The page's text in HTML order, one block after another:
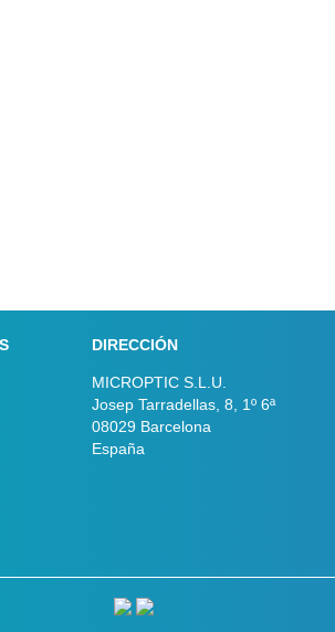
DIRECCIÓN
MICROPTIC S.L.U.
Josep Tarradellas, 8, 1º 6ª
08029 Barcelona
España